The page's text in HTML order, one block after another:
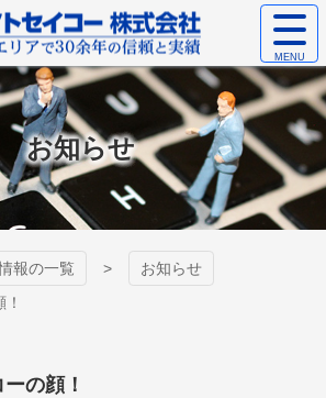
お知らせ
報の一覧
お知らせ
の顔！
トセイコー
株式会社
サ
イ
ト
メ
ニ
ュ
ー
を
開
く